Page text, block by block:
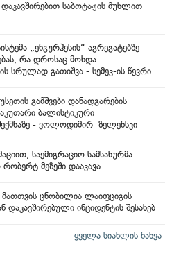
საბოტაჟის მუხლით
„ენგურჰესის“ აგრეგატებზე
რა დროსაც მოხდა
სრულად გათიშვა - სემეკ-ის წევრი
გამშვები დანადგარების
ბალისტიკური
- ვოლოდიმირ ზელენსკი
საემიგრაციო სამსახურმა
მეზეში დააკავა
მათთვის ცნობილია ლაიფციგის
ინციდენტის შესახებ
ყველა სიახლის ნახვა